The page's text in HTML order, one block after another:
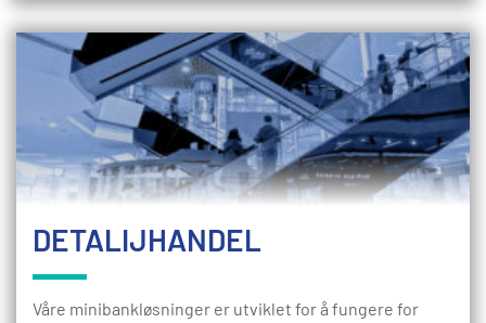
DETALIJHANDEL
Våre minibankløsninger er utviklet for å fungere for